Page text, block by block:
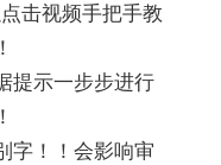
击视频手把手教
提示一步步进行
字！！会影响审